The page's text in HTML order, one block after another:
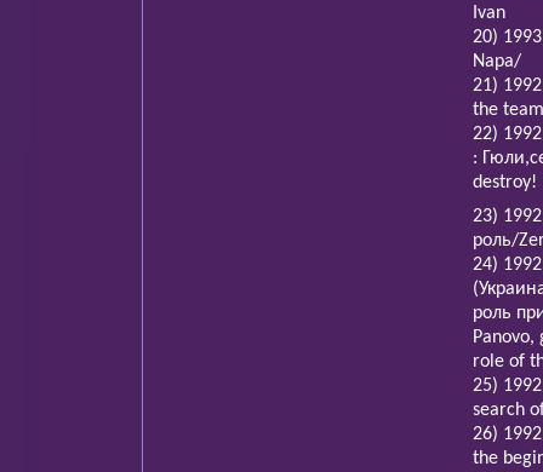
Ivan
20)
Napa/
21)
the
22)
:
destroy!
23)
роль/
24)
роль
role of
25)
search
26)
the